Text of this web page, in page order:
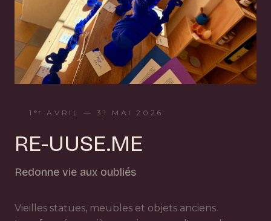
1ᵉʳ AVRIL — 31 MAI 2026
RE-UUSE.ME
Redonne vie aux oubliés
Vieilles statues, meubles et objets anciens